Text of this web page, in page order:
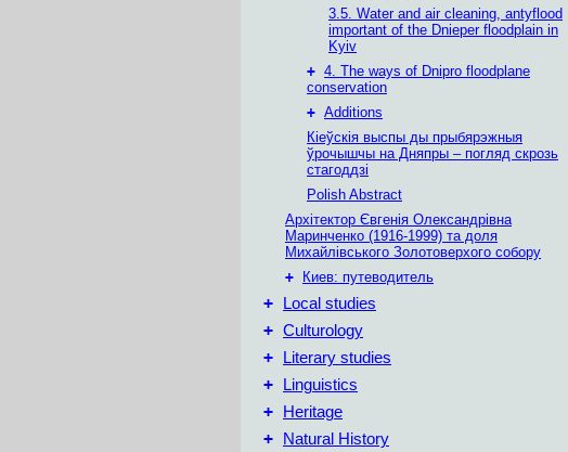
3.5. Water and air cleaning, antyflood
important of the Dnieper floodplain in
Kyiv
+ 4. The ways of Dnipro floodplane
conservation
+ Additions
Кіеўскія выспы ды прыбярэжныя
ўрочышчы на Дняпры – погляд скрозь
стагоддзі
Polish Abstract
Архітектор Євгенія Олександрівна
Маринченко (1916-1999) та доля
Михайлівського Золотоверхого собору
+
Киев: путеводитель
+ Local studies
+ Culturology
+ Literary studies
+ Linguistics
+ Heritage
+ Natural History